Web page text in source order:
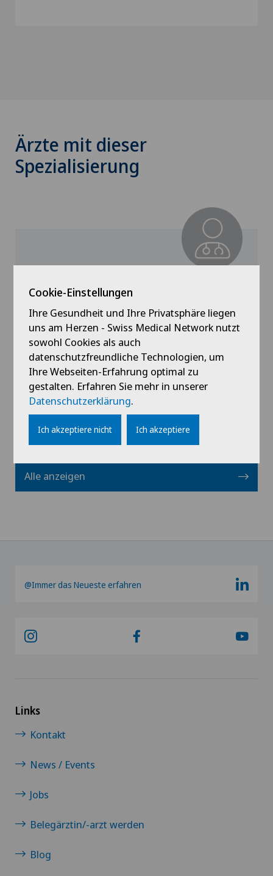
Ärzte mit dieser
Spezialisierung
Dr. med. Andreï Timochenko
Spezialisierung
Hals-Nasen-Ohren-Heilkunde (HNO)
Profil ansehen
Alle anzeigen
@Immer das Neueste erfahren
Links
Kontakt
News / Events
Jobs
Belegärztin/-arzt werden
Blog
Cookie-Einstellungen
Ihre Gesundheit und Ihre Privatsphäre liegen
uns am Herzen - Swiss Medical Network nutzt
sowohl Cookies als auch
datenschutzfreundliche Technologien, um
Ihre Webseiten-Erfahrung optimal zu
gestalten. Erfahren Sie mehr in unserer
Datenschutzerklärung.
Ich akzeptiere nicht Ich akzeptiere